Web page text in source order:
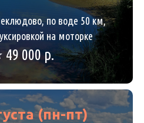
по воде 50 км,
на моторке
49 000 р.
(пн-пт)